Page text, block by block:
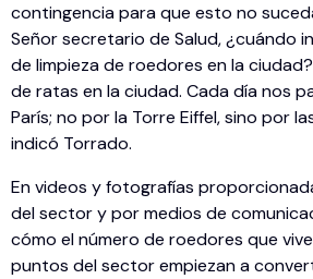
contingencia para que esto no
Señor secretario de Salud, ¿cuándo
de limpieza de roedores en la
de ratas en la ciudad. Cada día nos
París; no por la Torre Eiffel, sino por
indicó Torrado.
En videos y fotografías
del sector y por medios de
cómo el número de roedores que
puntos del sector empiezan a